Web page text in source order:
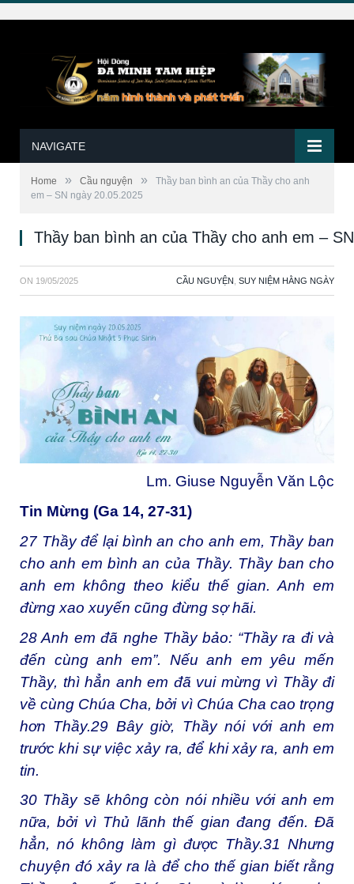
NAVIGATE
Home » Cầu nguyện »
Thầy ban bình an của Thầy cho anh
em – SN ngày 20.05.2025
Thầy ban bình an của Thầy cho anh em –
ON 19/05/2025 CẦU NGUYỆN SUY NIỆM HẰNG NGÀY
Lm. Giuse Nguyễn Văn Lộc
Tin Mừng (Ga 14, 27-31)
27 Thầy để lại bình an cho anh em, Thầy ban
cho anh em bình an của Thầy. Thầy ban cho
anh em không theo kiểu thế gian. Anh em
đừng xao xuyến cũng đừng sợ hãi.
28 Anh em đã nghe Thầy bảo: “Thầy ra đi và
đến cùng anh em”. Nếu anh em yêu mến
Thầy, thì hẳn anh em đã vui mừng vì Thầy đi
về cùng Chúa Cha, bởi vì Chúa Cha cao trọng
hơn Thầy.29 Bây giờ, Thầy nói với anh em
trước khi sự việc xảy ra, để khi xảy ra, anh em
tin.
30 Thầy sẽ không còn nói nhiều với anh em
nữa, bởi vì Thủ lãnh thế gian đang đến. Đã
hẳn, nó không làm gì được Thầy.31 Nhưng
chuyện đó xảy ra là để cho thế gian biết rằng